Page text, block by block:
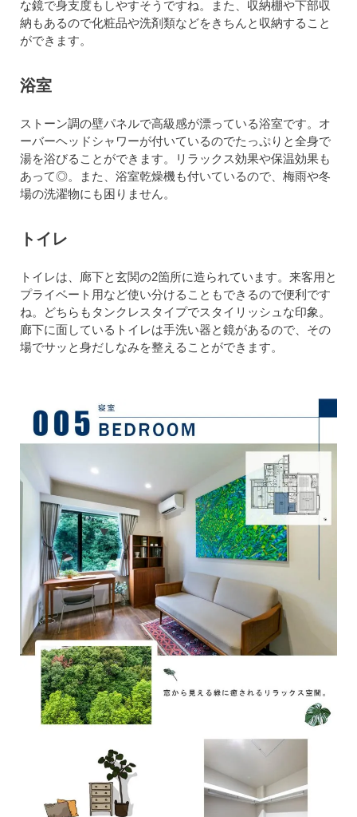
な鏡で身支度もしやすそうですね。また、収納棚や下部収
納もあるので化粧品や洗剤類などをきちんと収納すること
ができます。
浴室
ストーン調の壁パネルで高級感が漂っている浴室です。オ
ーバーヘッドシャワーが付いているのでたっぷりと全身で
湯を浴びることができます。リラックス効果や保温効果も
あって◎。また、浴室乾燥機も付いているので、梅雨や冬
場の洗濯物にも困りません。
トイレ
トイレは、廊下と玄関の2箇所に造られています。来客用と
プライベート用など使い分けることもできるので便利です
ね。どちらもタンクレスタイプでスタイリッシュな印象。
廊下に面しているトイレは手洗い器と鏡があるので、その
場でサッと身だしなみを整えることができます。